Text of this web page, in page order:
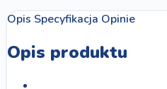
Opis Specyfikacja Opinie
Opis produktu